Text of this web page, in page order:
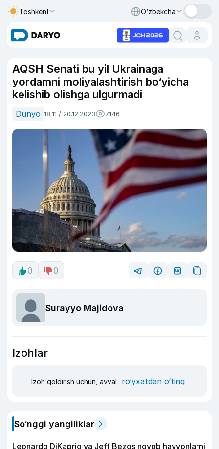
Toshkent O‘zbekcha
AQSH Senati bu yil Ukrainaga
yordamni moliyalashtirish bo‘yicha
kelishib olishga ulgurmadi
Dunyo 18:11 / 20.12.2023 7146
0 0
Surayyo Majidova
Izohlar
Izoh qoldirish uchun, avval ro‘yxatdan o‘ting
So‘nggi yangiliklar
Leonardo DiKaprio va Jeff Bezos noyob hayvonlarni